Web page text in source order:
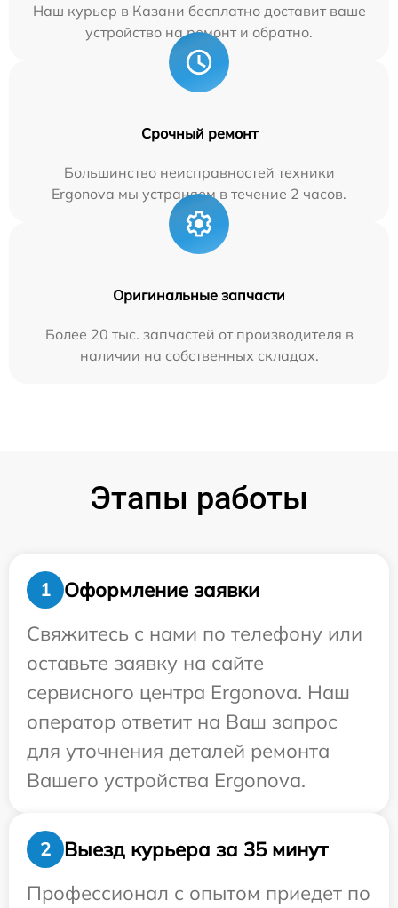
Наш курьер в Казани бесплатно доставит ваше
устройство на ремонт и обратно.
Срочный ремонт
Большинство неисправностей техники
Ergonova мы устраняем в течение 2 часов.
Оригинальные запчасти
Более 20 тыс. запчастей от производителя в
наличии на собственных складах.
Этапы работы
1
Оформление заявки
Свяжитесь с нами по телефону или
оставьте заявку на сайте
сервисного центра Ergonova. Наш
оператор ответит на Ваш запрос
для уточнения деталей ремонта
Вашего устройства Ergonova.
2
Выезд курьера за 35 минут
Профессионал с опытом приедет по